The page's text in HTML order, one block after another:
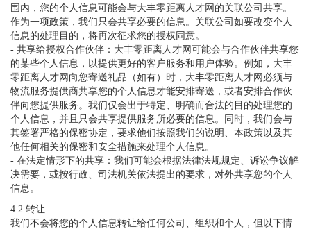
围内，您的个人信息可能会与大丰零距离人才网的关联公司共享。
作为一项政策，我们只会共享必要的信息。关联公司如要改变个人
信息的处理目的，将再次征求您的授权同意。
- 共享给授权合作伙伴：大丰零距离人才网可能会与合作伙伴共享您
的某些个人信息，以提供更好的客户服务和用户体验。例如，大丰
零距离人才网向您寄送礼品（如有）时，大丰零距离人才网必须与
物流服务提供商共享您的个人信息才能安排寄送，或者安排合作伙
伴向您提供服务。我们仅会出于特定、明确而合法的目的处理您的
个人信息，并且只会共享提供服务所必要的信息。同时，我们会与
其签署严格的保密协定，要求他们按照我们的说明、本政策以及其
他任何相关的保密和安全措施来处理个人信息。
- 在法定情形下的共享：我们可能会根据法律法规规定、诉讼争议解
决需要，或按行政、司法机关依法提出的要求，对外共享您的个人
信息。
4.2 转让
我们不会将您的个人信息转让给任何公司、组织和个人，但以下情